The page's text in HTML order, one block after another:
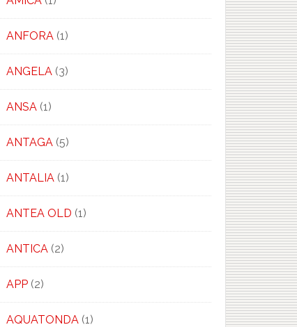
ANFORA(1)
ANGELA(3)
ANSA(1)
ANTAGA(5)
ANTALIA(1)
ANTEA OLD(1)
ANTICA(2)
APP(2)
AQUATONDA(1)